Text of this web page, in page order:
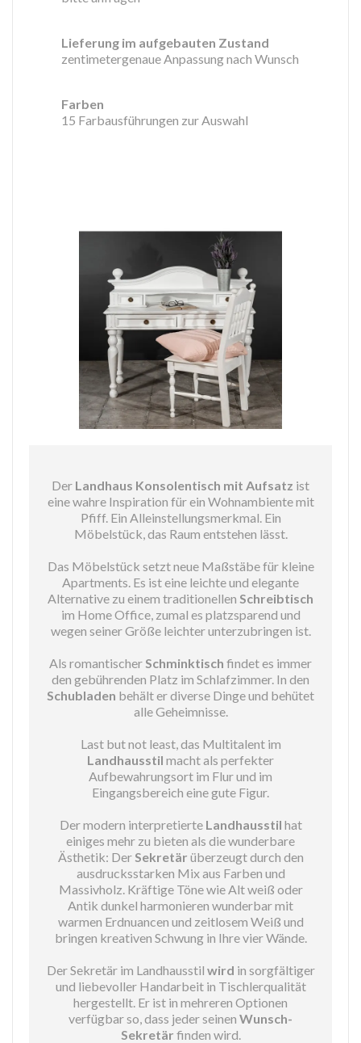
Lieferung im aufgebauten Zustand
zentimetergenaue Anpassung nach Wunsch
Farben
15 Farbausführungen zur Auswahl
Der Landhaus Konsolentisch mit Aufsatz ist
eine wahre Inspiration für ein Wohnambiente mit
Pfiff. Ein Alleinstellungsmerkmal. Ein
Möbelstück, das Raum entstehen lässt.
Das Möbelstück setzt neue Maßstäbe für kleine
Apartments. Es ist eine leichte und elegante
Alternative zu einem traditionellen Schreibtisch
im Home Office, zumal es platzsparend und
wegen seiner Größe leichter unterzubringen ist.
Als romantischerSchminktisch findet es immer
den gebührenden Platz im Schlafzimmer. In den
Schubladen behält er diverse Dinge und behütet
alle Geheimnisse.
Last but not least, das Multitalent im
Landhausstil macht als perfekter
Aufbewahrungsort im Flur und im
Eingangsbereich eine gute Figur.
Der modern interpretierte Landhausstil hat
einiges mehr zu bieten als die wunderbare
Ästhetik: DerSekretär überzeugt durch den
ausdrucksstarken Mix aus Farben und
Massivholz. Kräftige Töne wie Alt weiß oder
Antik dunkel harmonieren wunderbar mit
warmen Erdnuancen und zeitlosem Weiß und
bringen kreativen Schwung in Ihre vier Wände.
Der Sekretär im Landhausstil wird in sorgfältiger
und liebevoller Handarbeit in Tischlerqualität
hergestellt. Er ist in mehreren Optionen
verfügbar so, dass jeder seinen Wunsch-
Sekretär finden wird.